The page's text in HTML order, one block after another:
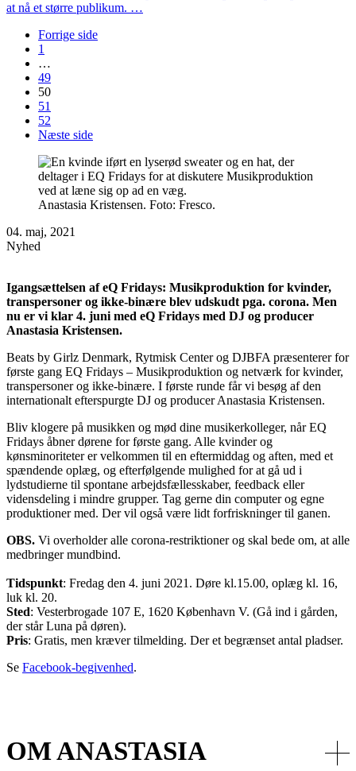
at nå et større publikum. …
Forrige side
1
…
49
50
51
52
Næste side
Anastasia Kristensen. Foto: Fresco.
04. maj, 2021
Nyhed
Igangsættelsen af eQ Fridays: Musikproduktion for kvinder,
transpersoner og ikke-binære blev udskudt pga. corona. Men
nu er vi klar 4. juni med eQ Fridays med DJ og producer
Anastasia Kristensen.
Beats by Girlz Denmark, Rytmisk Center og DJBFA præsenterer for
første gang EQ Fridays – Musikproduktion og netværk for kvinder,
transpersoner og ikke-binære. I første runde får vi besøg af den
internationalt efterspurgte DJ og producer Anastasia Kristensen.
Bliv klogere på musikken og mød dine musikerkolleger, når EQ
Fridays åbner dørene for første gang. Alle kvinder og
kønsminoriteter er velkommen til en eftermiddag og aften, med et
spændende oplæg, og efterfølgende mulighed for at gå ud i
lydstudierne til spontane arbejdsfællesskaber, feedback eller
vidensdeling i mindre grupper. Tag gerne din computer og egne
produktioner med. Der vil også være lidt forfriskninger til ganen.
OBS. Vi overholder alle corona-restriktioner og skal bede om, at alle
medbringer mundbind.
Tidspunkt: Fredag den 4. juni 2021. Døre kl.15.00, oplæg kl. 16,
luk kl. 20.
Sted: Vesterbrogade 107 E, 1620 København V. (Gå ind i gården,
der står Luna på døren).
Pris: Gratis, men kræver tilmelding. Der et begrænset antal pladser.
Se Facebook-begivenhed.
OM ANASTASIA